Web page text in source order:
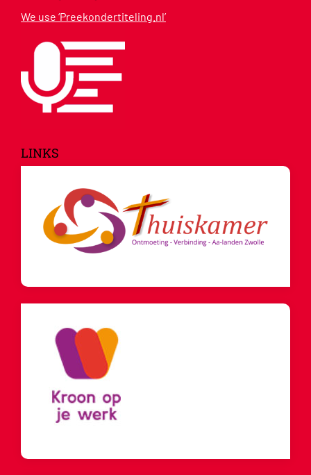
We use ‘Preekondertiteling.nl’
LINKS